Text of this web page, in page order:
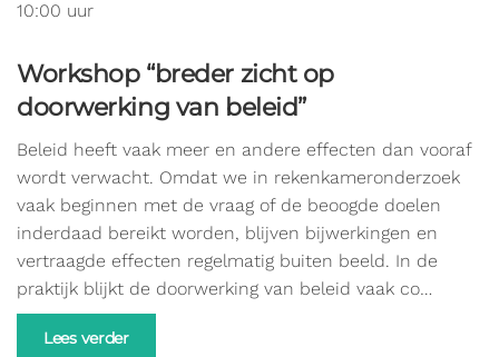
10:00 uur
Workshop “breder zicht op
doorwerking van beleid”
Beleid heeft vaak meer en andere effecten dan vooraf
wordt verwacht. Omdat we in rekenkameronderzoek
vaak beginnen met de vraag of de beoogde doelen
inderdaad bereikt worden, blijven bijwerkingen en
vertraagde effecten regelmatig buiten beeld. In de
praktijk blijkt de doorwerking van beleid vaak co…
Lees verder